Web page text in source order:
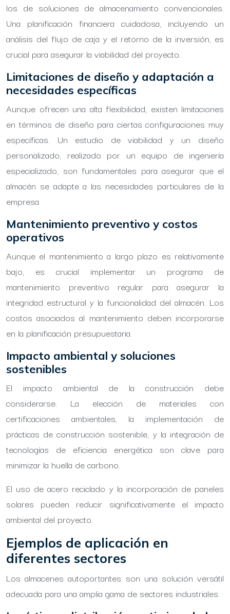
los de soluciones de almacenamiento convencionales.
Una planificación financiera cuidadosa, incluyendo un
análisis del flujo de caja y el retorno de la inversión, es
crucial para asegurar la viabilidad del proyecto.
Limitaciones de diseño y adaptación a
necesidades específicas
Aunque ofrecen una alta flexibilidad, existen limitaciones
en términos de diseño para ciertas configuraciones muy
específicas. Un estudio de viabilidad y un diseño
personalizado, realizado por un equipo de ingeniería
especializado, son fundamentales para asegurar que el
almacén se adapte a las necesidades particulares de la
empresa.
Mantenimiento preventivo y costos
operativos
Aunque el mantenimiento a largo plazo es relativamente
bajo, es crucial implementar un programa de
mantenimiento preventivo regular para asegurar la
integridad estructural y la funcionalidad del almacén. Los
costos asociados al mantenimiento deben incorporarse
en la planificación presupuestaria.
Impacto ambiental y soluciones
sostenibles
El impacto ambiental de la construcción debe
considerarse. La elección de materiales con
certificaciones ambientales, la implementación de
prácticas de construcción sostenible, y la integración de
tecnologías de eficiencia energética son clave para
minimizar la huella de carbono.
El uso de acero reciclado y la incorporación de paneles
solares pueden reducir significativamente el impacto
ambiental del proyecto.
Ejemplos de aplicación en
diferentes sectores
Los almacenes autoportantes son una solución versátil
adecuada para una amplia gama de sectores industriales.